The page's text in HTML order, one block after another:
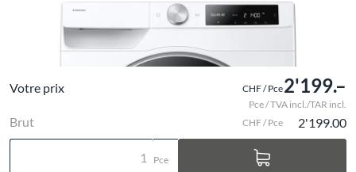
Votre prix CHF / Pce2'199.–
Pce / TVA incl./TAR incl.
Brut CHF / Pce 2'199.00
Pce